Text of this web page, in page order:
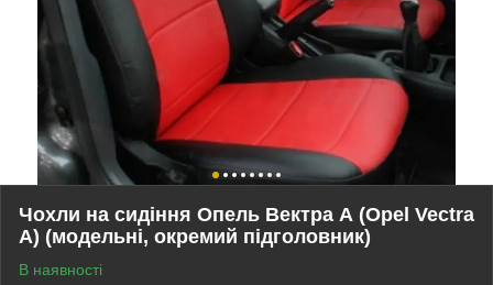
Чохли на сидіння Опель Вектра А (Opel Vectra
A) (модельні, окремий підголовник)
В наявності